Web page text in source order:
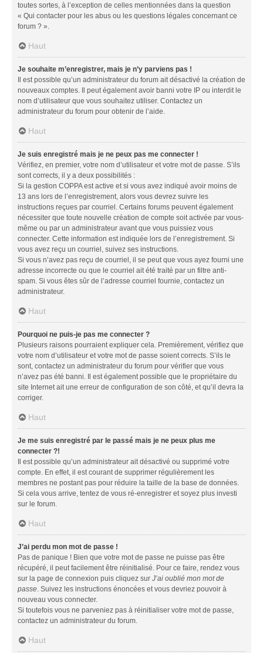
toutes sortes, à l’exception de celles mentionnées dans la question
« Qui contacter pour les abus ou les questions légales concernant ce
forum ? ».
Haut
Je souhaite m’enregistrer, mais je n’y parviens pas !
Il est possible qu’un administrateur du forum ait désactivé la création de
nouveaux comptes. Il peut également avoir banni votre IP ou interdit le
nom d’utilisateur que vous souhaitez utiliser. Contactez un
administrateur du forum pour obtenir de l’aide.
Haut
Je suis enregistré mais je ne peux pas me connecter !
Vérifiez, en premier, votre nom d’utilisateur et votre mot de passe. S’ils
sont corrects, il y a deux possibilités :
Si la gestion COPPA est active et si vous avez indiqué avoir moins de
13 ans lors de l’enregistrement, alors vous devrez suivre les
instructions reçues par courriel. Certains forums peuvent également
nécessiter que toute nouvelle création de compte soit activée par vous-
même ou par un administrateur avant que vous puissiez vous
connecter. Cette information est indiquée lors de l’enregistrement. Si
vous avez reçu un courriel, suivez ses instructions.
Si vous n’avez pas reçu de courriel, il se peut que vous ayez fourni une
adresse incorrecte ou que le courriel ait été traité par un filtre anti-
spam. Si vous êtes sûr de l’adresse courriel fournie, contactez un
administrateur.
Haut
Pourquoi ne puis-je pas me connecter ?
Plusieurs raisons pourraient expliquer cela. Premièrement, vérifiez que
votre nom d’utilisateur et votre mot de passe soient corrects. S’ils le
sont, contactez un administrateur du forum pour vérifier que vous
n’avez pas été banni. Il est également possible que le propriétaire du
site Internet ait une erreur de configuration de son côté, et qu’il devra la
corriger.
Haut
Je me suis enregistré par le passé mais je ne peux plus me
connecter ?!
Il est possible qu’un administrateur ait désactivé ou supprimé votre
compte. En effet, il est courant de supprimer régulièrement les
membres ne postant pas pour réduire la taille de la base de données.
Si cela vous arrive, tentez de vous ré-enregistrer et soyez plus investi
sur le forum.
Haut
J’ai perdu mon mot de passe !
Pas de panique ! Bien que votre mot de passe ne puisse pas être
récupéré, il peut facilement être réinitialisé. Pour ce faire, rendez vous
sur la page de connexion puis cliquez sur J’ai oublié mon mot de
passe. Suivez les instructions énoncées et vous devriez pouvoir à
nouveau vous connecter.
Si toutefois vous ne parveniez pas à réinitialiser votre mot de passe,
contactez un administrateur du forum.
Haut